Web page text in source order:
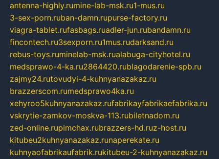
antenna-highly.rumine-lab-msk.ru1-mus.ru
3-sex-porn.ruban-damn.rupurse-factory.ru
viagra-tablet.rufasbags.ruadler-jun.rubandamn.ru
fincontech.ru3sexporn.ru1mus.rudarksand.ru
rebus-toys.ruminelab-msk.rualabuga-cityhotel.ru
medsprawo-4-ka.ru2864420.rublagodarenie-spb.ru
zajmy24.rutovudyi-4-kuhnyanazakaz.ru
brazzerscom.rumedsprawo4ka.ru
xehyroo5kuhnyanazakaz.rufabrikayfabrikaefabrika.ru
vskrytie-zamkov-moskva-113.rubiletnadom.ru
zed-online.rupimchax.rubrazzers-hd.ruz-host.ru
kitubeu2kuhnyanazakaz.runaperekate.ru
kuhnyaofabrikaufabrik.rukitubeu-2-kuhnyanazakaz.ru